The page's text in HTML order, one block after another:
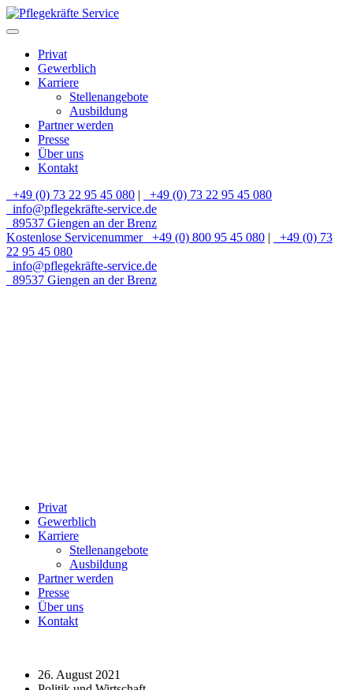
Privat
Gewerblich
Karriere
Stellenangebote
Ausbildung
Partner werden
Presse
Über uns
Kontakt
+49 (0) 73 22 95 45 080 |
+49 (0) 73 22 95 45 080
info@pflegekräfte-service.de
89537 Giengen an der Brenz
Kostenlose Servicenummer
+49 (0) 800 95 45 080 |
+49 (0) 73
22 95 45 080
info@pflegekräfte-service.de
89537 Giengen an der Brenz
Privat
Gewerblich
Karriere
Stellenangebote
Ausbildung
Partner werden
Presse
Über uns
Kontakt
26. August 2021